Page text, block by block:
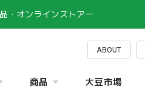
・オンラインストアー
ABOUT
商品 大豆市場